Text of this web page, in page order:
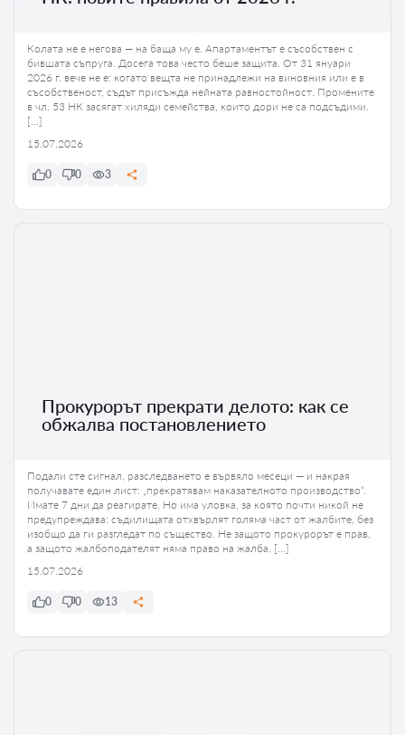
Колата не е негова — на баща му е. Апартаментът е съсобствен с
бившата съпруга. Досега това често беше защита. От 31 януари
2026 г. вече не е: когато вещта не принадлежи на виновния или е в
съсобственост, съдът присъжда нейната равностойност. Промените
в чл. 53 НК засягат хиляди семейства, които дори не са подсъдими.
[…]
15.07.2026
0 0 3
Прокурорът прекрати делото: как се
обжалва постановлението
Подали сте сигнал, разследването е вървяло месеци — и накрая
получавате един лист: „прекратявам наказателното производство“.
Имате 7 дни да реагирате. Но има уловка, за която почти никой не
предупреждава: съдилищата отхвърлят голяма част от жалбите, без
изобщо да ги разгледат по същество. Не защото прокурорът е прав,
а защото жалбоподателят няма право на жалба. […]
15.07.2026
0 0 13